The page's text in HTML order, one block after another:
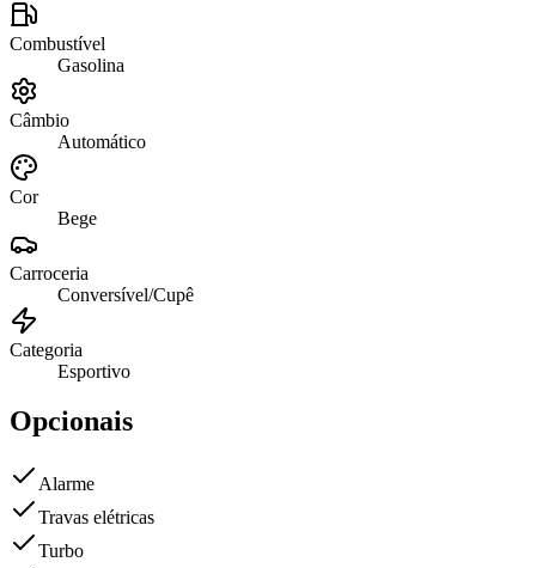
Combustível
Gasolina
Câmbio
Automático
Cor
Bege
Carroceria
Conversível/Cupê
Categoria
Esportivo
Opcionais
Alarme
Travas elétricas
Turbo